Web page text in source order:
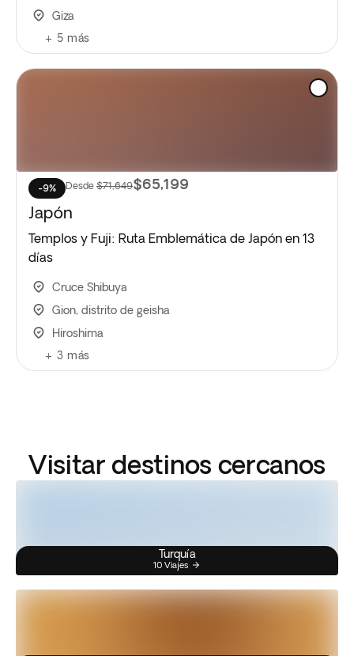
Giza
+ 5 más
-9% Desde $71,649$65,199
Japón
Templos y Fuji: Ruta Emblemática de Japón en 13
días
Cruce Shibuya
Gion, distrito de geisha
Hiroshima
+ 3 más
Visitar destinos cercanos
Turquía
10 Viajes